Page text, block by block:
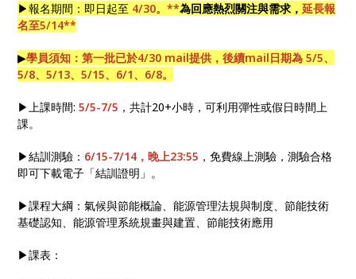
▶報名期間：即日起至 4/30。**為回應熱烈關注與需求，延長報
名至5/14**
▶學員須知：第一批已於4/30 mail提供，後續mail日期為 5/5、
5/8、5/13、5/15、6/1、6/8。
▶上課時間:5/5-7/5 ，共計20+小時，可利用彈性或假日時間上
課。
▶結訓測驗： 6/15-7/14，晚上23:55 ，免費線上測驗，測驗合格
即可下載電子「結訓證明」。
▶課程大綱：氣候與節能概論、能源管理法規與制度、節能技術
基礎認知、能源管理系統規畫與建置、節能技術應用
▶課表：